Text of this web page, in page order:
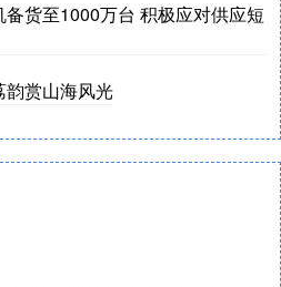
货至1000万台 积极应对供应短
韵赏山海风光